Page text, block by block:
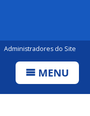
Administradores do Site
MENU